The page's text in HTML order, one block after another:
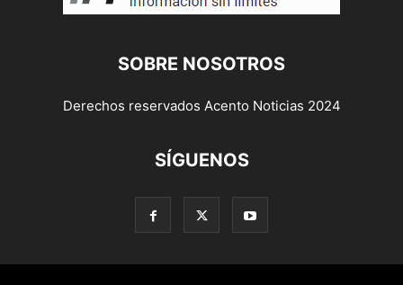
SOBRE NOSOTROS
Derechos reservados Acento Noticias 2024
SÍGUENOS